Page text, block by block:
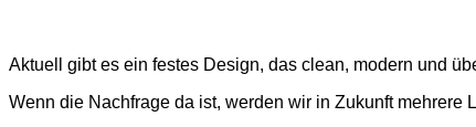
Aktuell gibt es ein festes Design, das clean, modern und
Wenn die Nachfrage da ist, werden wir in Zukunft